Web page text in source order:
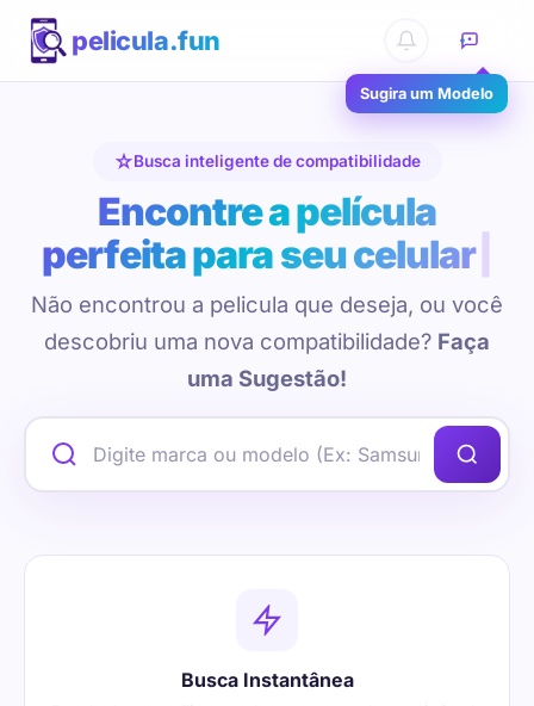
pelicula.fun
Sugira um Modelo
Busca inteligente de compatibilidade
Encontre a película
perfeita para seu celular
Não encontrou a pelicula que deseja, ou você
descobriu uma nova compatibilidade? Faça
uma Sugestão!
Busca Instantânea